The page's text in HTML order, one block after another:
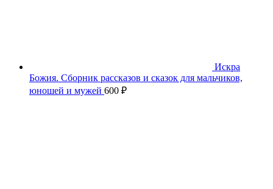
Искра
Божия. Сборник рассказов и сказок для мальчиков,
юношей и мужей 600 ₽